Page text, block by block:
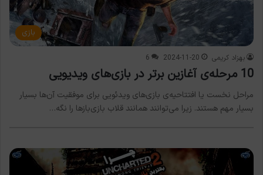
بازی
بهزاد کریمی 2024-11-20
6
10 مرحله‌ی آغازین برتر در بازی‌های ویدیویی
مراحل نخست یا افتتاحیه‌ی بازی‌های ویدئویی برای موفقیت آن‌ها بسیار
بسیار مهم هستند. زیرا می‌توانند همانند قلاب بازی‌بازها را نگه…